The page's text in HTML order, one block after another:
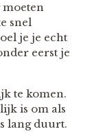
moeten
snel
je je echt
eerst je
te komen.
is om als
lang duurt.